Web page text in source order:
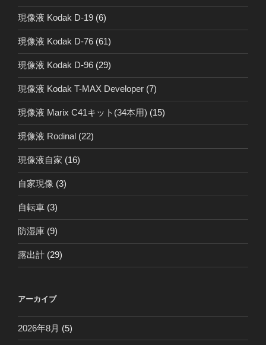
現像液 Kodak D-19 (6)
現像液 Kodak D-76 (61)
現像液 Kodak D-96 (29)
現像液 Kodak T-MAX Developer (7)
現像液 Marix C41キット(34本用) (15)
現像液 Rodinal (22)
現像液自家 (16)
自家現像 (3)
自転車 (3)
防湿庫 (9)
露出計 (29)
アーカイブ
2026年8月 (5)